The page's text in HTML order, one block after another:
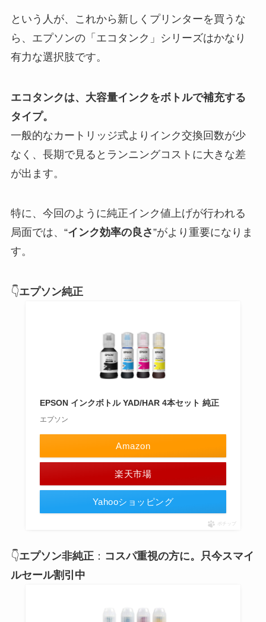
という人が、これから新しくプリンターを買うな
ら、エプソンの「エコタンク」シリーズはかなり
有力な選択肢です。
エコタンクは、大容量インクをボトルで補充する
タイプ。
一般的なカートリッジ式よりインク交換回数が少
なく、長期で見るとランニングコストに大きな差
が出ます。
特に、今回のように純正インク値上げが行われる
局面では、“インク効率の良さ”がより重要になりま
す。
👇エプソン純正
EPSON インクボトル YAD/HAR 4本セット 純正
エプソン
Amazon
楽天市場
Yahooショッピング
ポチップ
👇エプソン非純正： コスパ重視の方に。只今スマイ
ルセール割引中